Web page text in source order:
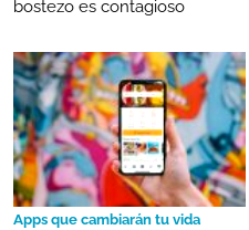
bostezo es contagioso
Apps que cambiarán tu vida